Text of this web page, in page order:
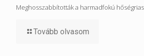
Meghosszabbították a harmadfokú
Tovább olvasom